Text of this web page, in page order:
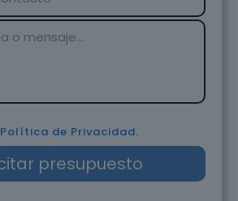
Política de Privacidad.